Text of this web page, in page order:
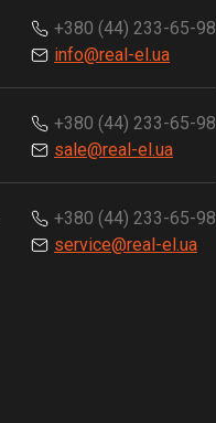
+380 (44) 233-65-98
info@real-el.ua
+380 (44) 233-65-98
sale@real-el.ua
+380 (44) 233-65-98
service@real-el.ua